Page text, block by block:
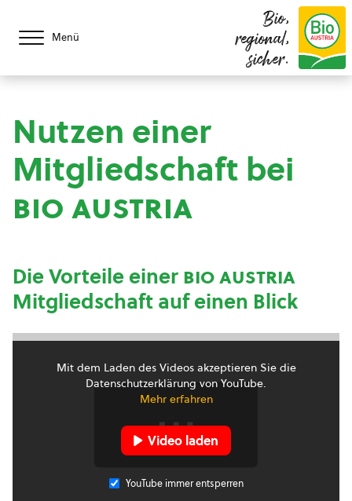
Menü
Bio,
regional,
sicher.
Nutzen einer
Mitgliedschaft bei
bio austria
Die Vorteile einerbio austria
Mitgliedschaft auf einen Blick
Mit dem Laden des Videos akzeptieren Sie die
Datenschutzerklärung von YouTube.
Mehr erfahren
Video laden
YouTube immer entsperren